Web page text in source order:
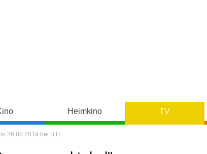
Heimkino TV
26.08.2019 bei RTL